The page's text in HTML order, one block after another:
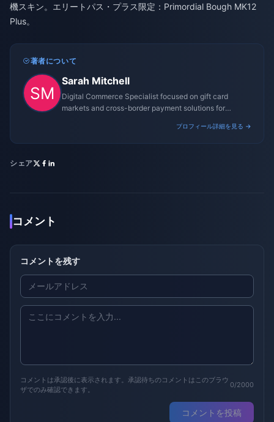
機スキン。エリートパス・プラス限定：Primordial Bough MK12
Plus。
著者について
Sarah Mitchell
Digital Commerce Specialist focused on gift card
markets and cross-border payment solutions for
プロフィール詳細を見る →
シェア
コメント
コメントを残す
コメントは承認後に表示されます。承認待ちのコメントはこのブラウ
ザでのみ確認できます。
0/2000
コメントを投稿